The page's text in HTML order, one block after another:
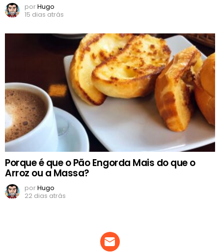
porHugo
15 dias atrás
Porque é que o Pão Engorda Mais do que o
Arroz ou a Massa?
porHugo
22 dias atrás